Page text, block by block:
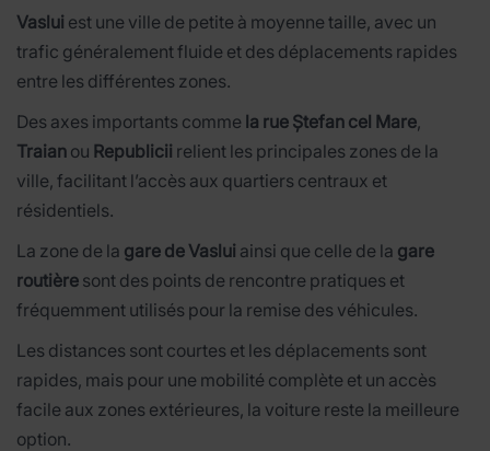
Vaslui est une ville de petite à moyenne taille, avec un
trafic généralement fluide et des déplacements rapides
entre les différentes zones.
Des axes importants comme la rue Ștefan cel Mare,
Traian ou Republicii relient les principales zones de la
ville, facilitant l’accès aux quartiers centraux et
résidentiels.
La zone de la gare de Vaslui ainsi que celle de la gare
routière sont des points de rencontre pratiques et
fréquemment utilisés pour la remise des véhicules.
Les distances sont courtes et les déplacements sont
rapides, mais pour une mobilité complète et un accès
facile aux zones extérieures, la voiture reste la meilleure
option.